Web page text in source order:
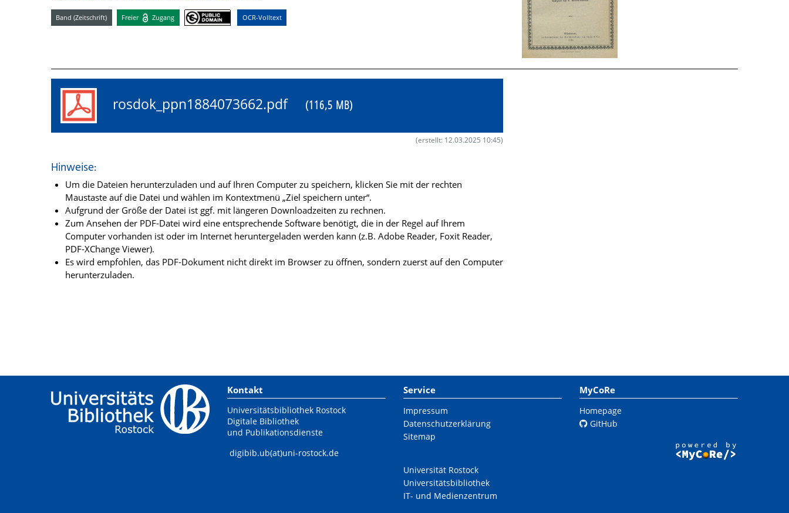
Band (Zeitschrift) Freier Zugang OCR-Volltext
rosdok_ppn1884073662.pdf (116,5 MB)
(erstellt: 12.03.2025 10:45)
Hinweise:
Um die Dateien herunterzuladen und auf Ihren Computer zu speichern, klicken Sie mit der rechten
Maustaste auf die Datei und wählen im Kontextmenü „Ziel speichern unter“.
Aufgrund der Größe der Datei ist ggf. mit längeren Downloadzeiten zu rechnen.
Zum Ansehen der PDF-Datei wird eine entsprechende Software benötigt, die in der Regel auf Ihrem
Computer vorhanden ist oder im Internet heruntergeladen werden kann (z.B. Adobe Reader, Foxit Reader,
PDF-XChange Viewer).
Es wird empfohlen, das PDF-Dokument nicht direkt im Browser zu öffnen, sondern zuerst auf den Computer
herunterzuladen.
Kontakt
Universitätsbibliothek Rostock
Digitale Bibliothek
und Publikationsdienste
digibib.ub(at)uni-rostock.de
Service
Impressum
Datenschutzerklärung
Sitemap
Universität Rostock
Universitätsbibliothek
IT- und Medienzentrum
MyCoRe
Homepage
GitHub